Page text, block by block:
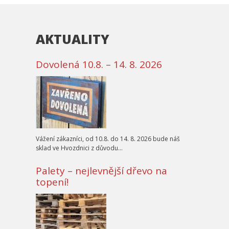
AKTUALITY
Dovolená 10.8. – 14. 8. 2026
Vážení zákazníci, od 10.8. do 14. 8. 2026 bude náš
sklad ve Hvozdnici z důvodu…
Palety – nejlevnější dřevo na
topení!